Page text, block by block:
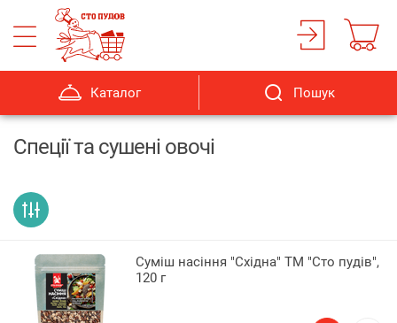
Каталог Пошук
Спеції та сушені овочі
Суміш насіння "Східна" ТМ "Сто пудів",
120 г